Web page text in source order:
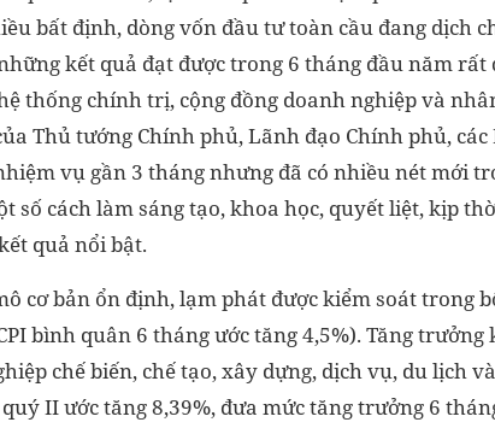
bất định, dòng vốn đầu tư toàn cầu đang dịch
kết quả đạt được trong 6 tháng đầu năm
thống chính trị, cộng đồng doanh nghiệp và
Thủ tướng Chính phủ, Lãnh đạo Chính phủ,
vụ gần 3 tháng nhưng đã có nhiều nét mới
số cách làm sáng tạo, khoa học, quyết liệt, kịp
quả nổi bật.
cơ bản ổn định, lạm phát được kiểm soát trong
bình quân 6 tháng ước tăng 4,5%). Tăng
chế biến, chế tạo, xây dựng, dịch vụ, du lịch
II ước tăng 8,39%, đưa mức tăng trưởng 6